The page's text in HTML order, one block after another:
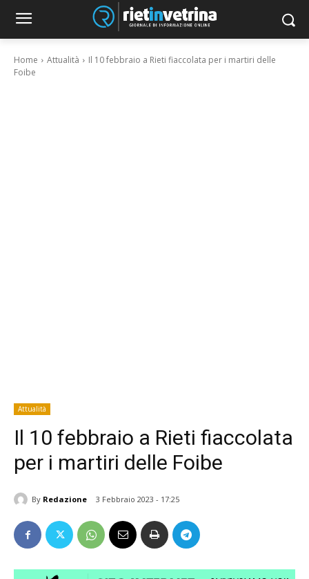
Home Attualità
Il 10 febbraio a Rieti fiaccolata per i martiri delle
Foibe
Attualità
Il 10 febbraio a Rieti fiaccolata
per i martiri delle Foibe
By Redazione 3 Febbraio 2023 - 17:25